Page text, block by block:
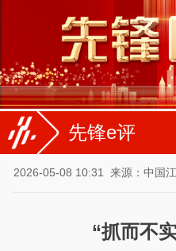
先锋e评
2026-05-08 10:31 来源：中国
“抓而不